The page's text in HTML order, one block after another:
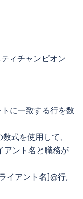
ィチャンピオン
に一致する行を数
式を使用して、
アント名と職務が
イアント名]@行,